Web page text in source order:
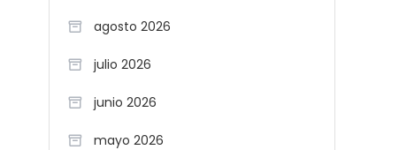
agosto 2026
julio 2026
junio 2026
mayo 2026